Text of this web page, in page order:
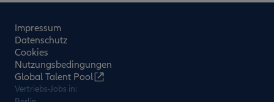
Impressum
Datenschutz
Cookies
Nutzungsbedingungen
Global Talent Pool
Vertriebs-Jobs in: